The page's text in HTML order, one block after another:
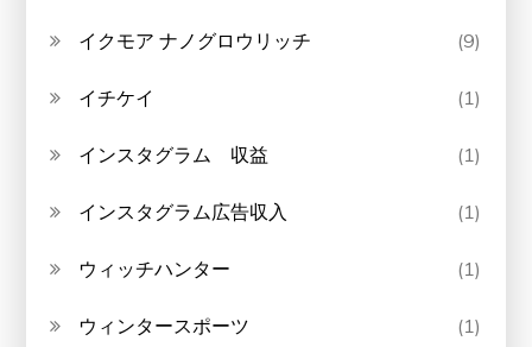
イクモア ナノグロウリッチ (9)
イチケイ (1)
インスタグラム 収益 (1)
インスタグラム広告収入 (1)
ウィッチハンター (1)
ウィンタースポーツ (1)